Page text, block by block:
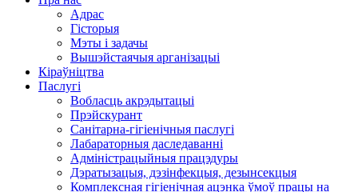
Адрас
Гісторыя
Мэты і задачы
Вышэйстаячыя арганізацыі
Кіраўніцтва
Паслугi
Вобласць акрэдытацыі
Прэйскурант
Санітарна-гігіенічныя паслугі
Лабараторныя даследаванні
Адміністрацыйныя працэдуры
Дэратызацыя, дэзінфекцыя, дезынсекцыя
Комплексная гігіенічная ацэнка ўмоў працы на